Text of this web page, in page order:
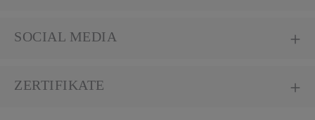
SOCIAL MEDIA
ZERTIFIKATE